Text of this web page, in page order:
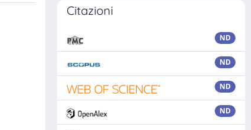
Citazioni
ND
ND
ND
ND